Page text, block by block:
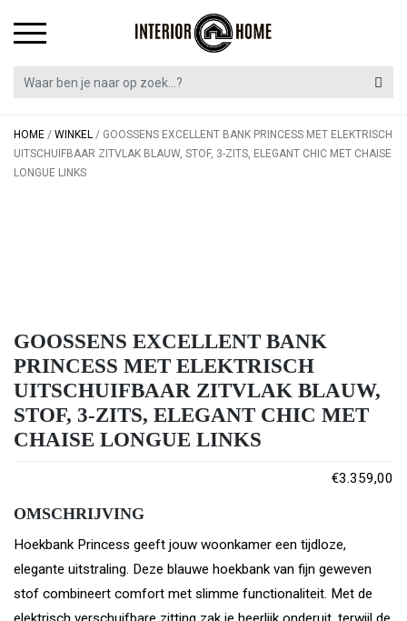
HOME / WINKEL / GOOSSENS EXCELLENT BANK PRINCESS MET ELEKTRISCH
UITSCHUIFBAAR ZITVLAK BLAUW, STOF, 3-ZITS, ELEGANT CHIC MET CHAISE
LONGUE LINKS
GOOSSENS EXCELLENT BANK
PRINCESS MET ELEKTRISCH
UITSCHUIFBAAR ZITVLAK BLAUW,
STOF, 3-ZITS, ELEGANT CHIC MET
CHAISE LONGUE LINKS
€3.359,00
OMSCHRIJVING
Hoekbank Princess geeft jouw woonkamer een tijdloze,
elegante uitstraling. Deze blauwe hoekbank van fijn geweven
stof combineert comfort met slimme functionaliteit. Met de